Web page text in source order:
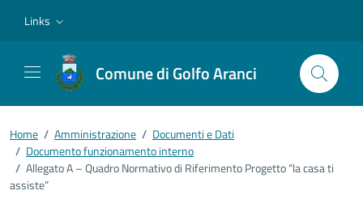
Links
Comune di Golfo Aranci
Home / Amministrazione / Documenti e Dati
/ Documento funzionamento interno
/ Allegato A – Quadro Normativo di Riferimento Progetto “la casa ti
assiste”